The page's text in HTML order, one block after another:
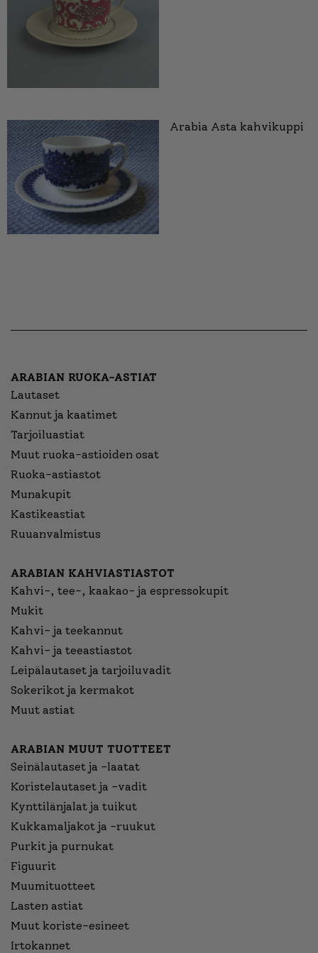
Arabia Asta kahvikuppi
ARABIAN RUOKA-ASTIAT
Lautaset
Kannut ja kaatimet
Tarjoiluastiat
Muut ruoka-astioiden osat
Ruoka-astiastot
Munakupit
Kastikeastiat
Ruuanvalmistus
ARABIAN KAHVIASTIASTOT
Kahvi-, tee-, kaakao- ja espressokupit
Mukit
Kahvi- ja teekannut
Kahvi- ja teeastiastot
Leipälautaset ja tarjoiluvadit
Sokerikot ja kermakot
Muut astiat
ARABIAN MUUT TUOTTEET
Seinälautaset ja -laatat
Koristelautaset ja -vadit
Kynttilänjalat ja tuikut
Kukkamaljakot ja -ruukut
Purkit ja purnukat
Figuurit
Muumituotteet
Lasten astiat
Muut koriste-esineet
Irtokannet